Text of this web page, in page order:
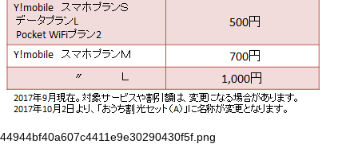
は
44944bf40a607c4411e9e30290430f5f.png